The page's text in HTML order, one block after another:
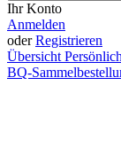
Ihr Konto
Anmelden
oderRegistrieren
Übersicht
BQ-